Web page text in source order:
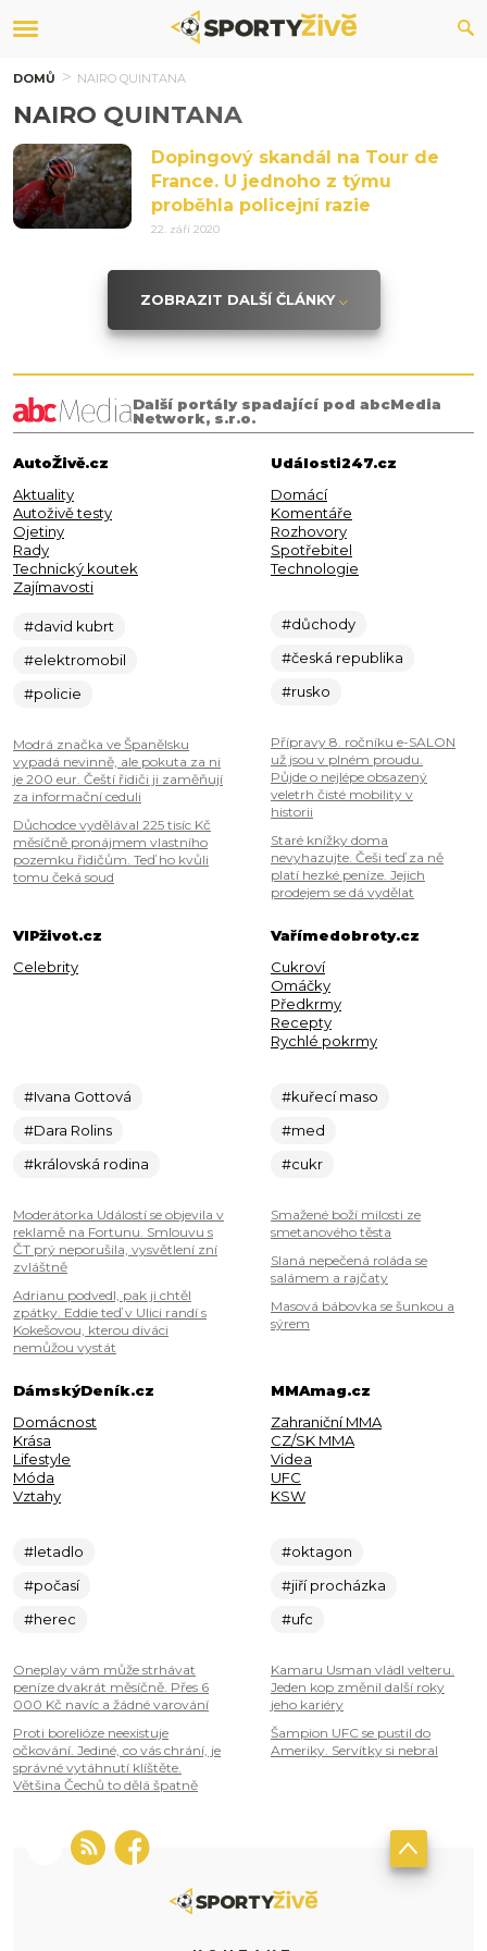
DOMŮ NAIRO QUINTANA
NAIRO QUINTANA
Dopingový skandál na Tour de
France. U jednoho z týmu
proběhla policejní razie
22. září 2020
ZOBRAZIT DALŠÍ ČLÁNKY
Další portály spadající pod abcMedia
Network, s.r.o.
AutoŽivě.cz
Aktuality
Autoživě testy
Ojetiny
Rady
Technický koutek
Zajímavosti
#david kubrt
#elektromobil
#policie
Modrá značka ve Španělsku
vypadá nevinně, ale pokuta za ni
je 200 eur. Čeští řidiči ji zaměňují
za informační ceduli
Důchodce vydělával 225 tisíc Kč
měsíčně pronájmem vlastního
pozemku řidičům. Teď ho kvůli
tomu čeká soud
Události247.cz
Domácí
Komentáře
Rozhovory
Spotřebitel
Technologie
#důchody
#česká republika
#rusko
Přípravy 8. ročníku e-SALON
už jsou v plném proudu.
Půjde o nejlépe obsazený
veletrh čisté mobility v
historii
Staré knížky doma
nevyhazujte. Češi teď za ně
platí hezké peníze. Jejich
prodejem se dá vydělat
VIPživot.cz
Celebrity
#Ivana Gottová
#Dara Rolins
#královská rodina
Moderátorka Událostí se objevila v
reklamě na Fortunu. Smlouvu s
ČT prý neporušila, vysvětlení zní
zvláštně
Adrianu podvedl, pak ji chtěl
zpátky. Eddie teď v Ulici randí s
Kokešovou, kterou diváci
nemůžou vystát
Vařímedobroty.cz
Cukroví
Omáčky
Předkrmy
Recepty
Rychlé pokrmy
#kuřecí maso
#med
#cukr
Smažené boží milosti ze
smetanového těsta
Slaná nepečená roláda se
salámem a rajčaty
Masová bábovka se šunkou a
sýrem
DámskýDeník.cz
Domácnost
Krása
Lifestyle
Móda
Vztahy
#letadlo
#počasí
#herec
Oneplay vám může strhávat
peníze dvakrát měsíčně. Přes 6
000 Kč navíc a žádné varování
Proti borelióze neexistuje
očkování. Jediné, co vás chrání, je
správné vytáhnutí klíštěte.
Většina Čechů to dělá špatně
MMAmag.cz
Zahraniční MMA
CZ/SK MMA
Videa
UFC
KSW
#oktagon
#jiří procházka
#ufc
Kamaru Usman vládl velteru.
Jeden kop změnil další roky
jeho kariéry
Šampion UFC se pustil do
Ameriky. Servítky si nebral